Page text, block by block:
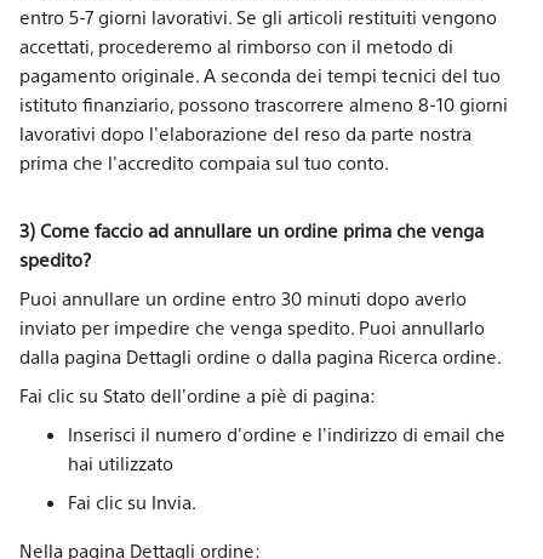
entro 5-7 giorni lavorativi. Se gli articoli restituiti vengono
accettati, procederemo al rimborso con il metodo di
pagamento originale. A seconda dei tempi tecnici del tuo
istituto finanziario, possono trascorrere almeno 8-10 giorni
lavorativi dopo l'elaborazione del reso da parte nostra
prima che l'accredito compaia sul tuo conto.
3) Come faccio ad annullare un ordine prima che venga
spedito?
Puoi annullare un ordine entro 30 minuti dopo averlo
inviato per impedire che venga spedito. Puoi annullarlo
dalla pagina Dettagli ordine o dalla pagina Ricerca ordine.
Fai clic su Stato dell'ordine a piè di pagina:
Inserisci il numero d'ordine e l'indirizzo di email che
hai utilizzato
Fai clic su Invia.
Nella pagina Dettagli ordine: